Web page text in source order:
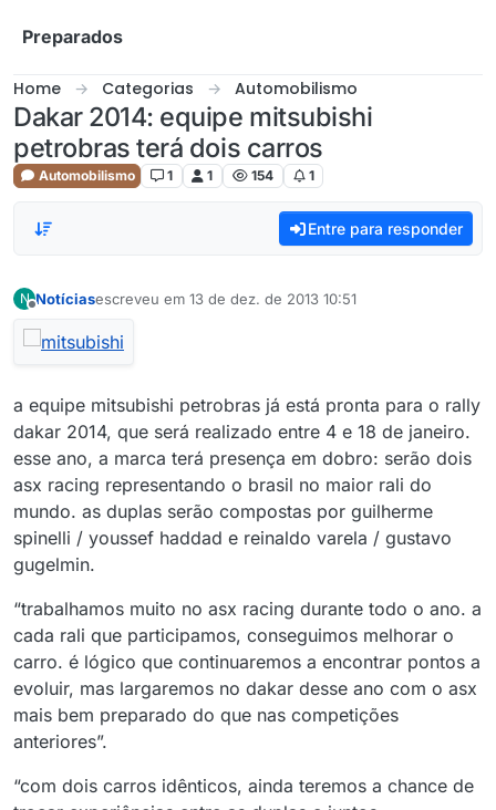
Preparados
Home Categorias Automobilismo
Dakar 2014: equipe mitsubishi
petrobras terá dois carros
Automobilismo 1 1 154 1
Entre para responder
N Notíciasescreveu em 13 de dez. de 2013 10:51
última edição por
a equipe mitsubishi petrobras já está pronta para o rally
dakar 2014, que será realizado entre 4 e 18 de janeiro.
esse ano, a marca terá presença em dobro: serão dois
asx racing representando o brasil no maior rali do
mundo. as duplas serão compostas por guilherme
spinelli / youssef haddad e reinaldo varela / gustavo
gugelmin.
“trabalhamos muito no asx racing durante todo o ano. a
cada rali que participamos, conseguimos melhorar o
carro. é lógico que continuaremos a encontrar pontos a
evoluir, mas largaremos no dakar desse ano com o asx
mais bem preparado do que nas competições
anteriores”.
“com dois carros idênticos, ainda teremos a chance de